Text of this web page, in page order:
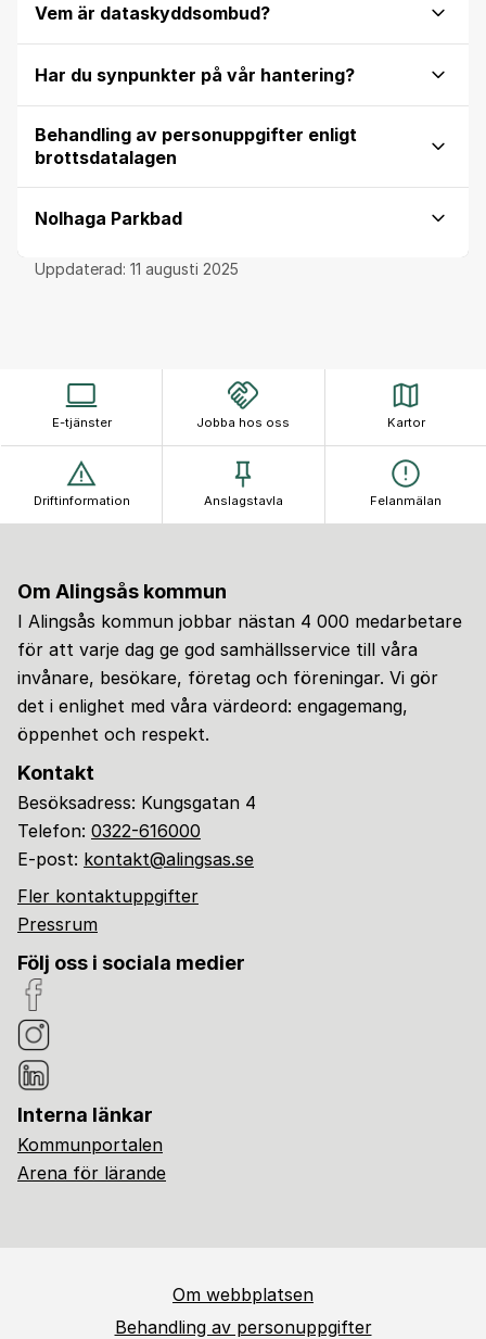
Vem är dataskyddsombud?
Har du synpunkter på vår hantering?
Behandling av personuppgifter enligt
brottsdatalagen
Nolhaga Parkbad
Uppdaterad: 11 augusti 2025
E-tjänster Jobba hos oss Kartor
Driftinformation Anslagstavla Felanmälan
Om Alingsås kommun
I Alingsås kommun jobbar nästan 4 000 medarbetare
för att varje dag ge god samhällsservice till våra
invånare, besökare, företag och föreningar. Vi gör
det i enlighet med våra värdeord: engagemang,
öppenhet och respekt.
Kontakt
Besöksadress: Kungsgatan 4
Telefon: 0322-616000
E-post: kontakt@alingsas.se
Fler kontaktuppgifter
Pressrum
Följ oss i sociala medier
Interna länkar
Kommunportalen
Arena för lärande
Om webbplatsen
Behandling av personuppgifter